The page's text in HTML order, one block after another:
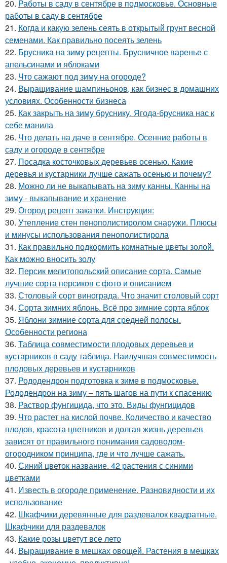
20. Работы в саду в сентябре в подмосковье. Основные
работы в саду в сентябре
21. Когда и какую зелень сеять в открытый грунт весной
семенами. Как правильно посеять зелень
22. Брусника на зиму рецепты. Брусничное варенье с
апельсинами и яблоками
23. Что сажают под зиму на огороде?
24. Выращивание шампиньонов, как бизнес в домашних
условиях. Особенности бизнеса
25. Как закрыть на зиму бруснику. Ягода-брусника нас к
себе манила
26. Что делать на даче в сентябре. Осенние работы в
саду и огороде в сентябре
27. Посадка косточковых деревьев осенью. Какие
деревья и кустарники лучше сажать осенью и почему?
28. Можно ли не выкапывать на зиму канны. Канны на
зиму - выкапывание и хранение
29. Огород рецепт закатки. Инструкция:
30. Утепление стен пенополистиролом снаружи. Плюсы
и минусы использования пенополистирола
31. Как правильно подкормить комнатные цветы золой.
Как можно вносить золу
32. Персик мелитопольский описание сорта. Самые
лучшие сорта персиков с фото и описанием
33. Столовый сорт винограда. Что значит столовый сорт
34. Сорта зимних яблонь. Всё про зимние сорта яблок
35. Яблони зимние сорта для средней полосы.
Особенности региона
36. Таблица совместимости плодовых деревьев и
кустарников в саду таблица. Наилучшая совместимость
плодовых деревьев и кустарников
37. Рододендрон подготовка к зиме в подмосковье.
Рододендрон на зиму – пять шагов на пути к спасению
38. Раствор фунгицида, что это. Виды фунгицидов
39. Что растет на кислой почве. Количество и качество
плодов, красота цветников и долгая жизнь деревьев
зависят от правильного понимания садоводом-
огородником принципа, где и что лучше сажать.
40. Синий цветок название. 42 растения с синими
цветками
41. Известь в огороде применение. Разновидности и их
использование
42. Шкафчики деревянные для раздевалок квадратные.
Шкафчики для раздевалок
43. Какие розы цветут все лето
44. Выращивание в мешках овощей. Растения в мешках